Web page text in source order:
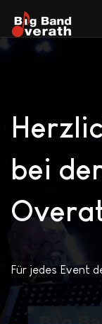
bei
Für jedes Event